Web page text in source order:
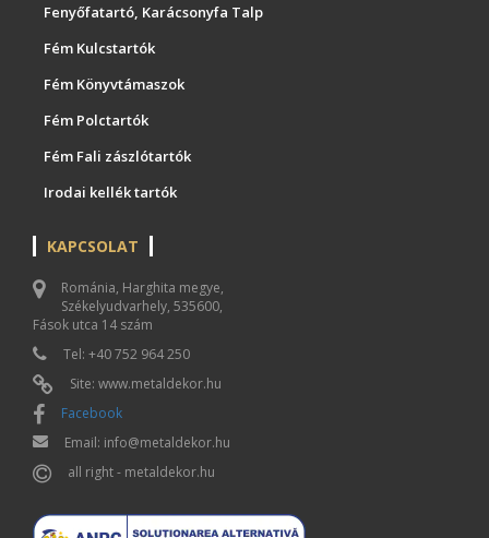
Fenyőfatartó, Karácsonyfa Talp
Fém Kulcstartók
Fém Könyvtámaszok
Fém Polctartók
Fém Fali zászlótartók
Irodai kellék tartók
KAPCSOLAT
Románia, Harghita megye,
Székelyudvarhely, 535600,
Fások utca 14 szám
Tel: +40 752 964 250
Site: www.metaldekor.hu
Facebook
Email: info@metaldekor.hu
all right - metaldekor.hu